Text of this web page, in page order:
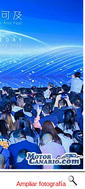
Ampliar fotografía